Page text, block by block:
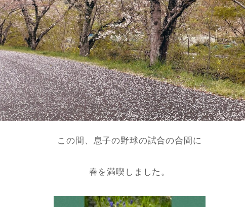
この間、息子の野球の試合の合間に
春を満喫しました。